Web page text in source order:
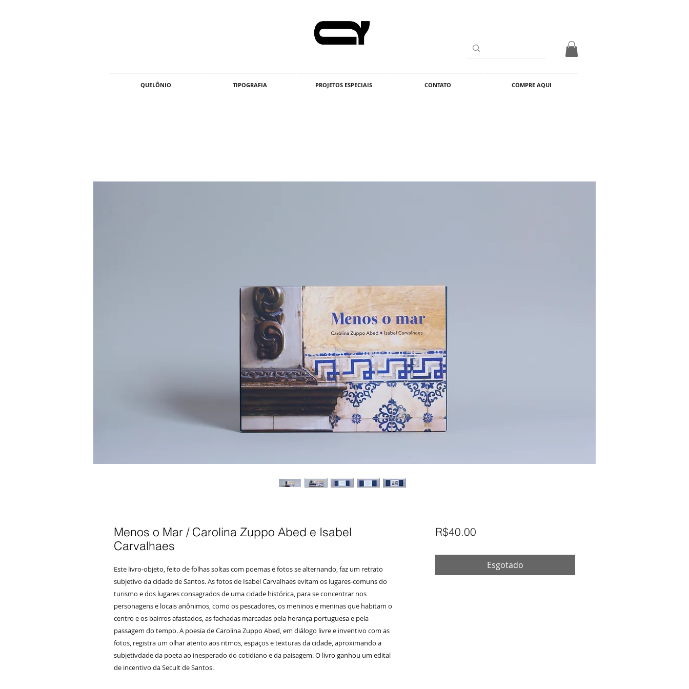
QUELÔNIO TIPOGRAFIA PROJETOS ESPECIAIS CONTATO COMPRE AQUI
Menos o Mar / Carolina Zuppo Abed e Isabel
Carvalhaes
Este livro-objeto, feito de folhas soltas com poemas e fotos se alternando, faz um retrato
subjetivo da cidade de Santos. As fotos de Isabel Carvalhaes evitam os lugares-comuns do
turismo e dos lugares consagrados de uma cidade histórica, para se concentrar nos
personagens e locais anônimos, como os pescadores, os meninos e meninas que habitam o
centro e os bairros afastados, as fachadas marcadas pela herança portuguesa e pela
passagem do tempo. A poesia de Carolina Zuppo Abed, em diálogo livre e inventivo com as
fotos, registra um olhar atento aos ritmos, espaços e texturas da cidade, aproximando a
subjetivdade da poeta ao inesperado do cotidiano e da paisagem. O livro ganhou um edital
de incentivo da Secult de Santos.
R$40.00Preço
Esgotado